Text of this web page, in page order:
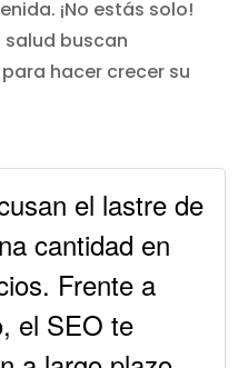
¡No estás solo!
buscan
hacer crecer su
el lastre de
cantidad en
Frente a
el SEO te